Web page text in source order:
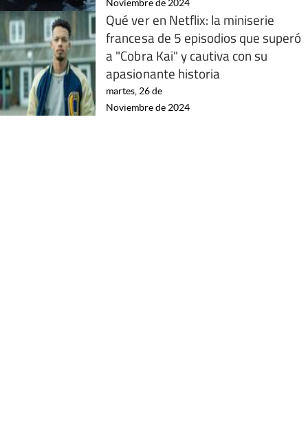
Noviembre de 2024
Qué ver en Netflix: la miniserie
francesa de 5 episodios que superó
a "Cobra Kai" y cautiva con su
apasionante historia
martes, 26 de
Noviembre de 2024